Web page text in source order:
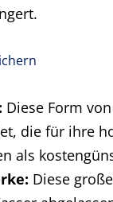
Diese Form
die für ihre
als
Diese